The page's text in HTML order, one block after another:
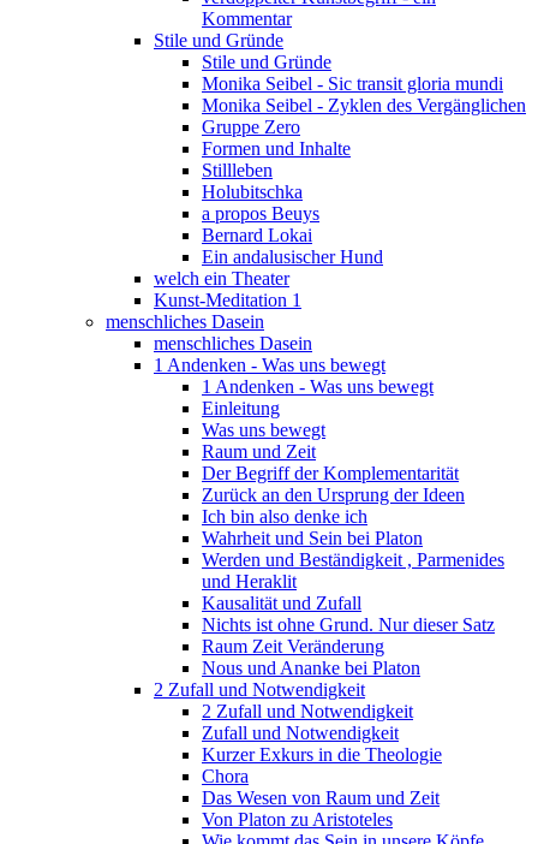
Kommentar
Stile und Gründe
Stile und Gründe
Monika Seibel - Sic transit gloria mundi
Monika Seibel - Zyklen des Vergänglichen
Gruppe Zero
Formen und Inhalte
Stillleben
Holubitschka
a propos Beuys
Bernard Lokai
Ein andalusischer Hund
welch ein Theater
Kunst-Meditation 1
menschliches Dasein
menschliches Dasein
1 Andenken - Was uns bewegt
1 Andenken - Was uns bewegt
Einleitung
Was uns bewegt
Raum und Zeit
Der Begriff der Komplementarität
Zurück an den Ursprung der Ideen
Ich bin also denke ich
Wahrheit und Sein bei Platon
Werden und Beständigkeit , Parmenides
und Heraklit
Kausalität und Zufall
Nichts ist ohne Grund. Nur dieser Satz
Raum Zeit Veränderung
Nous und Ananke bei Platon
2 Zufall und Notwendigkeit
2 Zufall und Notwendigkeit
Zufall und Notwendigkeit
Kurzer Exkurs in die Theologie
Chora
Das Wesen von Raum und Zeit
Von Platon zu Aristoteles